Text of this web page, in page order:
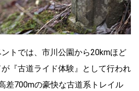
トでは、市川公園から20kmほど
『古道ライド体験』として行われ
差700mの豪快な古道系トレイル